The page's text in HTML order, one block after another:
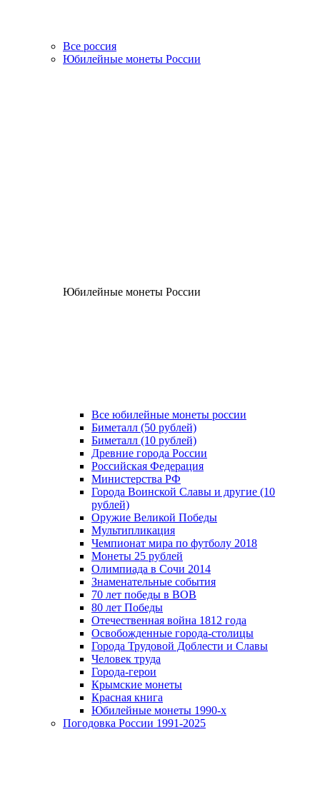
Все россия
Юбилейные монеты России
Юбилейные монеты России
Все юбилейные монеты россии
Биметалл (50 рублей)
Биметалл (10 рублей)
Древние города России
Российская Федерация
Министерства РФ
Города Воинской Славы и другие (10
рублей)
Оружие Великой Победы
Мультипликация
Чемпионат мира по футболу 2018
Монеты 25 рублей
Олимпиада в Сочи 2014
Знаменательные события
70 лет победы в ВОВ
80 лет Победы
Отечественная война 1812 года
Освобожденные города-столицы
Города Трудовой Доблести и Славы
Человек труда
Города-герои
Крымские монеты
Красная книга
Юбилейные монеты 1990-х
Погодовка России 1991-2025